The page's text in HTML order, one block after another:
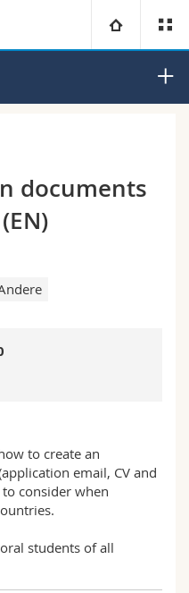
documents
to create an
email, CV and
consider when
students of all